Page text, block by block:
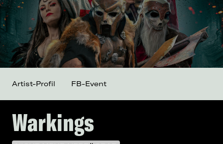
Warkings
Artist-Profil FB-Event